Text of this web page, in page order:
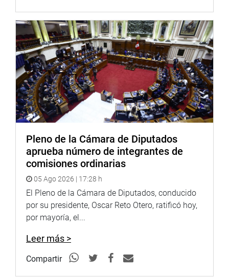
OFICINA DE COMUNICACIONES E IMAGEN
INSTITUCIONAL
Pleno de la Cámara de Diputados
aprueba número de integrantes de
comisiones ordinarias
05 Ago 2026 | 17:28 h
El Pleno de la Cámara de Diputados, conducido
por su presidente, Oscar Reto Otero, ratificó hoy,
por mayoría, el...
Leer más >
Compartir